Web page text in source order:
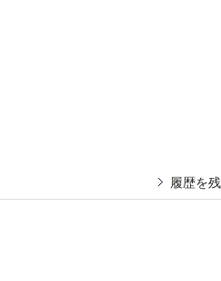
履歴を